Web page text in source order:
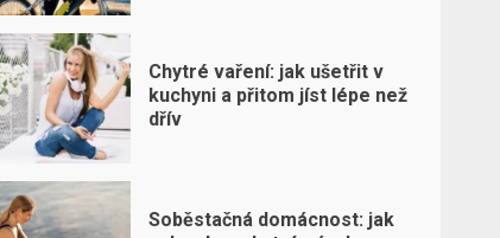
Chytré vaření: jak ušetřit v
kuchyni a přitom jíst lépe než
dřív
Soběstačná domácnost: jak